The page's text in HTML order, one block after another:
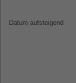
Datum aufsteigend